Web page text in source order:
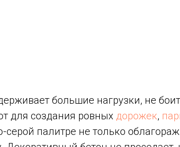
большие нагрузки, не
для создания ровных дорожек,
палитре не только